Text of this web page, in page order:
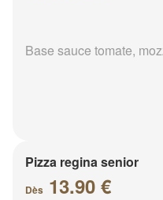
Base sauce tomate,
Pizza regina senior
Dès 13.90 €